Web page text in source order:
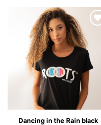
Adicionar
ao
Wishlist
Dancing in the Rain black